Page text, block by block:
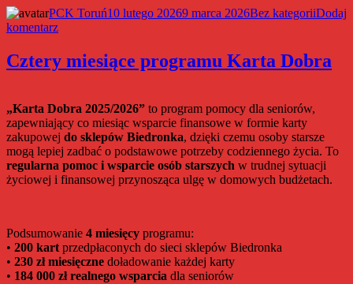
Autor
PCK ToruńData
10 lutego 20269 marca 2026Kategorie
Bez kategoriiDodaj
komentarzdo
PCK
Cztery miesiące programu Karta Dobra
„Karta Dobra 2025/2026” to program pomocy dla seniorów,
zapewniający co miesiąc wsparcie finansowe w formie karty
zakupowej do sklepów Biedronka, dzięki czemu osoby starsze
mogą lepiej zadbać o podstawowe potrzeby codziennego życia. To
regularna pomoc i wsparcie osób starszych w trudnej sytuacji
życiowej i finansowej przynosząca ulgę w domowych budżetach.
Podsumowanie 4 miesięcy programu:
• 200 kart przedpłaconych do sieci sklepów Biedronka
• 230 zł miesięczne doładowanie każdej karty
• 184 000 zł realnego wsparcia dla seniorów